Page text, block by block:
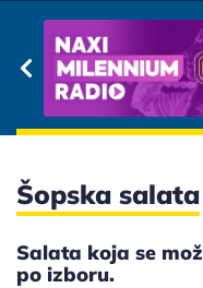
Šopska salata
Salata koja se
po izboru.